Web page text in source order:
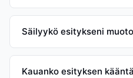
Säilyykö esitykseni
Kauanko esityksen